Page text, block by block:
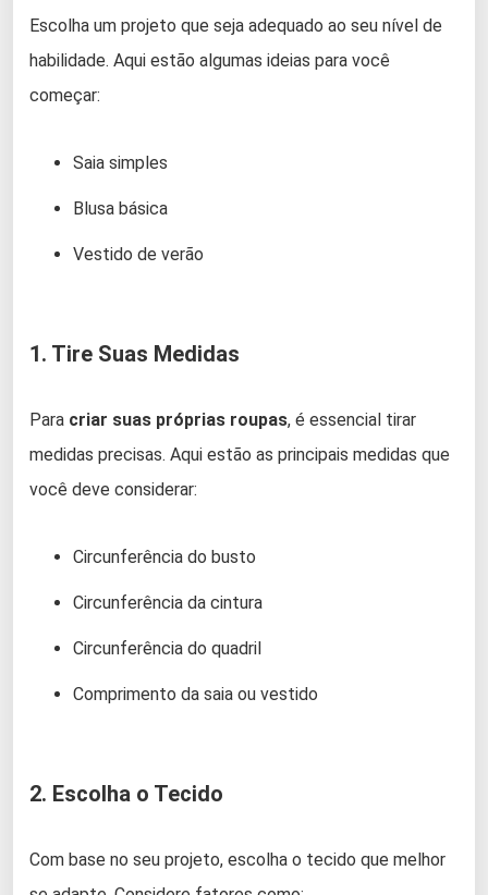
Escolha um projeto que seja adequado ao seu nível de
habilidade. Aqui estão algumas ideias para você
começar:
Saia simples
Blusa básica
Vestido de verão
1. Tire Suas Medidas
Para criar suas próprias roupas, é essencial tirar
medidas precisas. Aqui estão as principais medidas que
você deve considerar:
Circunferência do busto
Circunferência da cintura
Circunferência do quadril
Comprimento da saia ou vestido
2. Escolha o Tecido
Com base no seu projeto, escolha o tecido que melhor